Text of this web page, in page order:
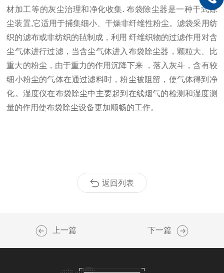
材加工等的灰尘治理和净化收集. 布袋除尘器是一种干式除
尘装置,它适用于捕集细小、干燥非纤维性粉尘。滤袋采用纺
织的滤布或非纺织的毡制成，利用 纤维织物的过滤作用对含
尘气体进行过滤，当含尘气体进入布袋除尘器，颗粒大、比
重大的粉尘，由于重力的作用沉降下来 ，落入灰斗，含有较
细小粉尘的气体在通过滤料时，粉尘被阻留，使气体得到净
化。湿度仪在布袋除尘中主要起到在线烟气的检测和湿度测
量的作用使布袋除尘设备更加顺畅的工作。
返回列表
上一篇 下一篇